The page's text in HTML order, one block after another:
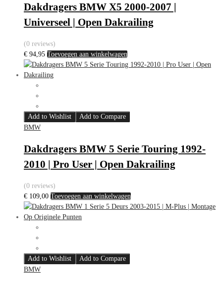
Dakdragers BMW X5 2000-2007 |
Universeel | Open Dakrailing
(0 reviews)
€ 94,95 Toevoegen aan winkelwagen
Add to Wishlist
Add to Compare
BMW
Dakdragers BMW 5 Serie Touring 1992-
2010 | Pro User | Open Dakrailing
(0 reviews)
€ 109,00 Toevoegen aan winkelwagen
Add to Wishlist
Add to Compare
BMW